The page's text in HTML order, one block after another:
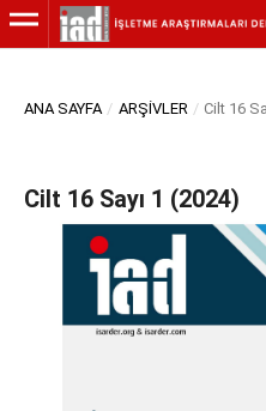
ANA SAYFA / ARŞIVLER / Cilt 16
Cilt 16 Sayı 1 (2024)